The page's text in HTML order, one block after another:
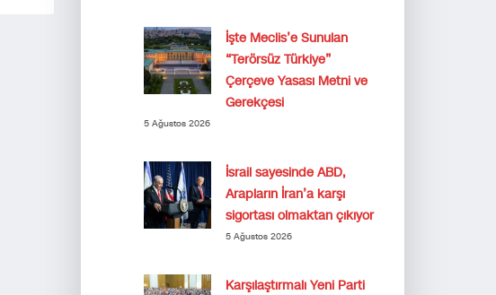
İşte Meclis’e Sunulan
“Terörsüz Türkiye”
Çerçeve Yasası Metni ve
Gerekçesi
5 Ağustos 2026
İsrail sayesinde ABD,
Arapların İran’a karşı
sigortası olmaktan çıkıyor
5 Ağustos 2026
Karşılaştırmalı Yeni Parti